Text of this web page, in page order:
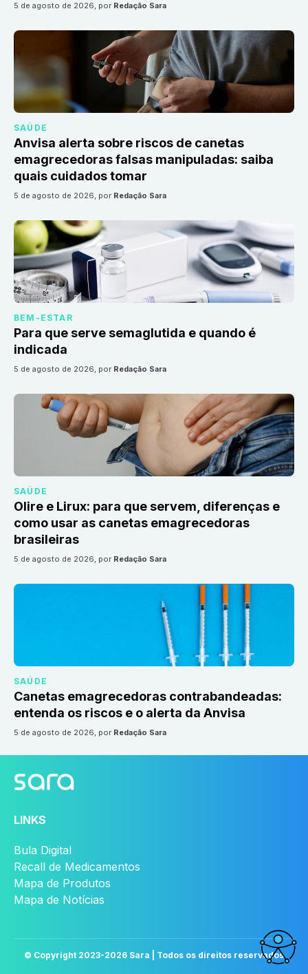
5 de agosto de 2026, por Redação Sara
SAÚDE
Anvisa alerta sobre riscos de canetas
emagrecedoras falsas manipuladas: saiba
quais cuidados tomar
5 de agosto de 2026, por Redação Sara
BEM-ESTAR
Para que serve semaglutida e quando é
indicada
5 de agosto de 2026, por Redação Sara
SAÚDE
Olire e Lirux: para que servem, diferenças e
como usar as canetas emagrecedoras
brasileiras
5 de agosto de 2026, por Redação Sara
SAÚDE
Canetas emagrecedoras contrabandeadas:
entenda os riscos e o alerta da Anvisa
5 de agosto de 2026, por Redação Sara
LINKS
Bula Digital
Recall de Medicamentos
Mapa de Produtos
Mapa de Notícias
© Copyright 2023-2026 Sara | Todos os direitos reservados